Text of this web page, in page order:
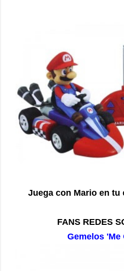
Juega con Mario en tu
FANS REDES
Gemelos 'Me